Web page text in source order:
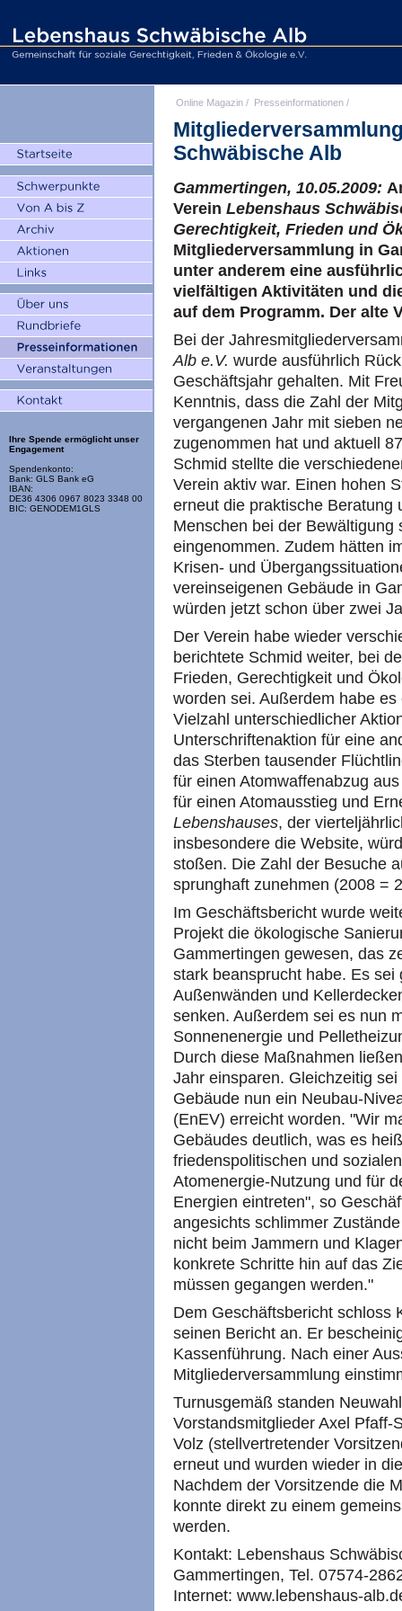
Ihre Spende ermöglicht unser
Engagement
Spendenkonto:
Bank: GLS Bank eG
IBAN:
DE36 4306 0967 8023 3348 00
BIC: GENODEM1GLS
Online Magazin / Presseinformationen /
Schwäbische Alb
Gammertingen, 10.05.2009:
Verein Lebenshaus
Gerechtigkeit, Frieden und
Mitgliederversammlung in
unter anderem eine
vielfältigen Aktivitäten und
auf dem Programm. Der alte
Bei der
Alb e.V. wurde ausführlich
Geschäftsjahr gehalten. Mit
Kenntnis, dass die Zahl der
vergangenen Jahr mit sieben
zugenommen hat und aktuell
Schmid stellte die
Verein aktiv war. Einen hohen
erneut die praktische Beratung
Menschen bei der
eingenommen. Zudem hätten
Krisen- und
vereinseigenen Gebäude in
würden jetzt schon über zwei
Der Verein habe wieder
berichtete Schmid weiter, bei
Frieden, Gerechtigkeit und
worden sei. Außerdem habe
Vielzahl unterschiedlicher
Unterschriftenaktion für eine
das Sterben tausender
für einen Atomwaffenabzug
für einen Atomausstieg und
Lebenshauses, der
insbesondere die Website,
stoßen. Die Zahl der Besuche
sprunghaft zunehmen (2008 =
Im Geschäftsbericht wurde
Projekt die ökologische
Gammertingen gewesen, das
stark beansprucht habe. Es
Außenwänden und
senken. Außerdem sei es nun
Sonnenenergie und
Durch diese Maßnahmen
Jahr einsparen. Gleichzeitig
Gebäude nun ein Neubau-
(EnEV) erreicht worden. "Wir
Gebäudes deutlich, was es
friedenspolitischen und
Atomenergie-Nutzung und für
Energien eintreten", so
angesichts schlimmer
nicht beim Jammern und
konkrete Schritte hin auf das
müssen gegangen werden."
Dem Geschäftsbericht schloss
seinen Bericht an. Er
Kassenführung. Nach einer
Mitgliederversammlung
Turnusgemäß standen
Vorstandsmitglieder Axel Pfaff-
Volz (stellvertretender
erneut und wurden wieder in
Nachdem der Vorsitzende die
konnte direkt zu einem
werden.
Kontakt: Lebenshaus
Gammertingen, Tel. 07574-
Internet: www.lebenshaus-